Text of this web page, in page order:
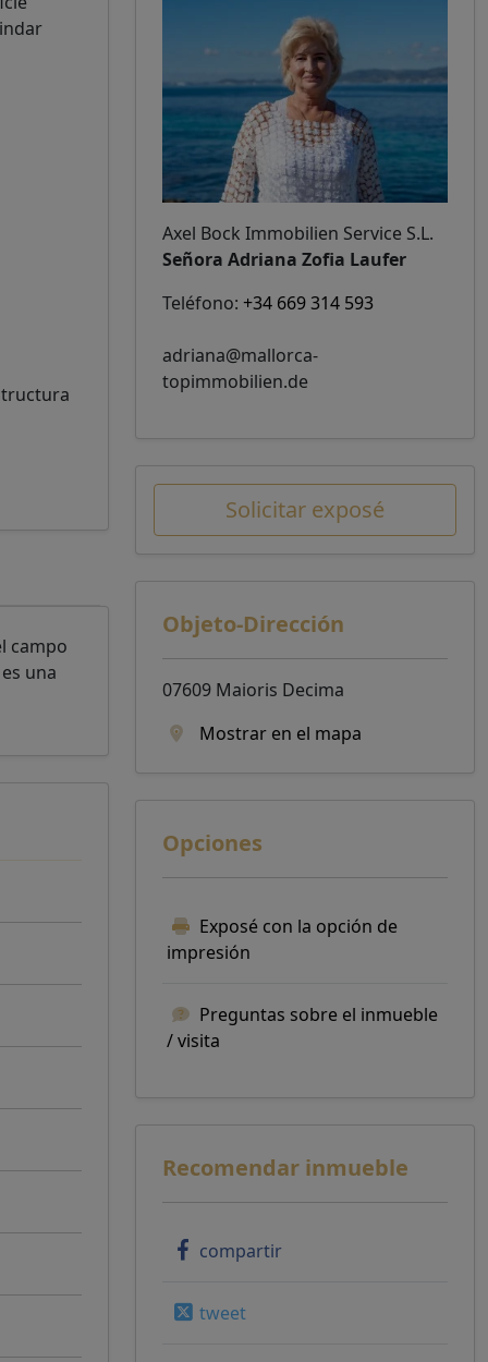
campo
una
Axel Bock Immobilien Service S.L.
Señora Adriana Zofia Laufer
Teléfono: +34 669 314 593
adriana@mallorca-
topimmobilien.de
Solicitar exposé
Objeto-Dirección
07609 Maioris Decima
Mostrar en el mapa
Opciones
Exposé con la opción de
impresión
Preguntas sobre el inmueble
/ visita
Recomendar inmueble
compartir
tweet